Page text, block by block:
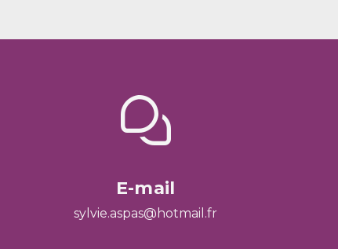
E-mail
sylvie.aspas@hotmail.fr